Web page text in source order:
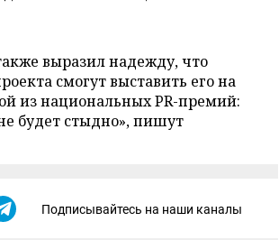
выразил надежду, что
смогут выставить его на
из национальных PR-премий:
будет стыдно», пишут
Подписывайтесь на наши каналы